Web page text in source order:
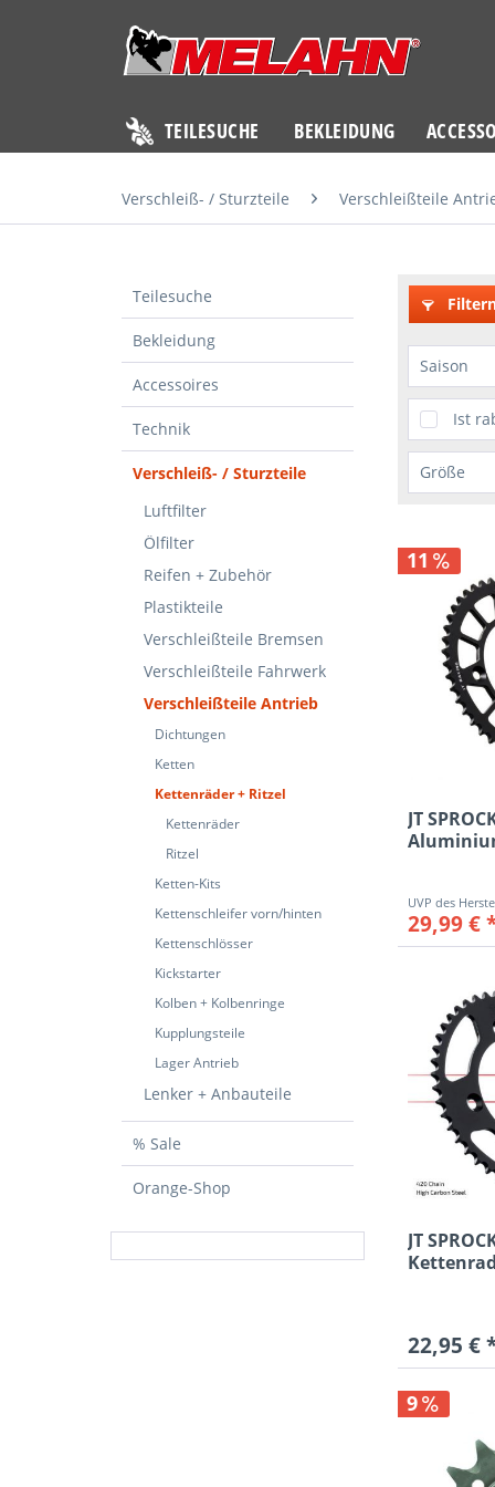
TEILESUCHE BEKLEIDUNG
Verschleiß- / Sturzteile Verschleißteile
Teilesuche
Bekleidung
Accessoires
Technik
Verschleiß- / Sturzteile
Luftfilter
Ölfilter
Reifen + Zubehör
Plastikteile
Verschleißteile Bremsen
Verschleißteile Fahrwerk
Verschleißteile Antrieb
Dichtungen
Ketten
Kettenräder + Ritzel
Kettenräder
Ritzel
Ketten-Kits
Kettenschleifer vorn/hinten
Kettenschlösser
Kickstarter
Kolben + Kolbenringe
Kupplungsteile
Lager Antrieb
Lenker + Anbauteile
% Sale
Orange-Shop
Saison
Ist
Größe
5
6
7
10
11
12
13
16
17
40
41
42
45
46
47
48
49
50
53
55
42Z
49Z
50Z
11
JT
29,99 €
JT
22,95 €
9